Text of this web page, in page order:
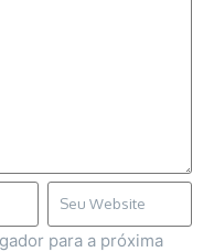
para a próxima